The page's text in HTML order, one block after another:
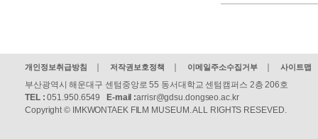
개인정보취급방침 저작권보호정책 이메일주소수집거부 사이트맵
부산광역시 해운대구 센텀중앙로 55 동서대학교 센텀캠퍼스 2층 206호
TEL : 051.950.6549 E-mail :arrisr@gdsu.dongseo.ac.kr
Copyright © IMKWONTAEK FILM MUSEUM. ALL RIGHTS RESEVED.